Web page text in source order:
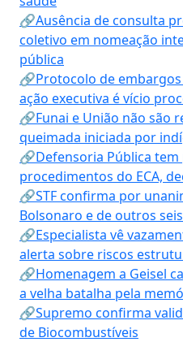
🔗Ausência de consulta
coletivo em nomeação
pública
🔗Protocolo de
ação executiva é vício
🔗Funai e União não são
queimada iniciada por
🔗Defensoria Pública
procedimentos do ECA,
🔗STF confirma por
Bolsonaro e de outros
🔗Especialista vê
alerta sobre riscos
🔗Homenagem a Geisel
a velha batalha pela
🔗Supremo confirma
de Biocombustíveis